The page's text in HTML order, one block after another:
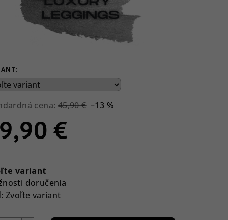
cena: 45,90 € –13 %
€
variant
doručenia
Zvoľte variant